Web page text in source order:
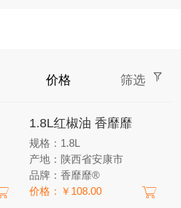
价格 筛选
1.8L红椒油 香靡靡
规格：1.8L
产地：陕西省安康市
品牌：香靡靡®
价格：￥108.00